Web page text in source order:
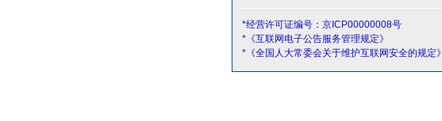
*经营许可证编号：京ICP00000008号
*《互联网电子公告服务管理规定》
*《全国人大常委会关于维护互联网安全的规定》